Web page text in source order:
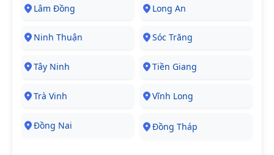
Lâm Đồng Long An
Ninh Thuận Sóc Trăng
Tây Ninh Tiền Giang
Trà Vinh Vĩnh Long
Đồng Nai Đồng Tháp